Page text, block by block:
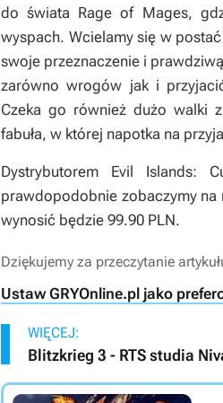
do świata Rage of Mages,
wyspach. Wcielamy się w
swoje przeznaczenie i
zarówno wrogów jak i
Czeka go również dużo walki
fabuła, w której napotka na
Dystrybutorem Evil
prawdopodobnie zobaczymy na
wynosić będzie 99.90 PLN.
Dziękujemy za przeczytanie
Ustaw GRYOnline.pl jako
WIĘCEJ:
Blitzkrieg 3 - RTS studia